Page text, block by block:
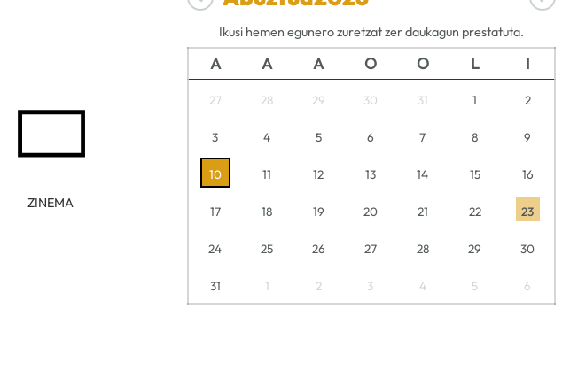
ZINEMA
Ikusi hemen egunero zuretzat zer daukagun prestatuta.
A A A O O L I
27 28 29 30 31 1 2
3 4 5 6 7 8 9
10 11 12 13 14 15 16
17 18 19 20 21 22 23
24 25 26 27 28 29 30
31 1 2 3 4 5 6